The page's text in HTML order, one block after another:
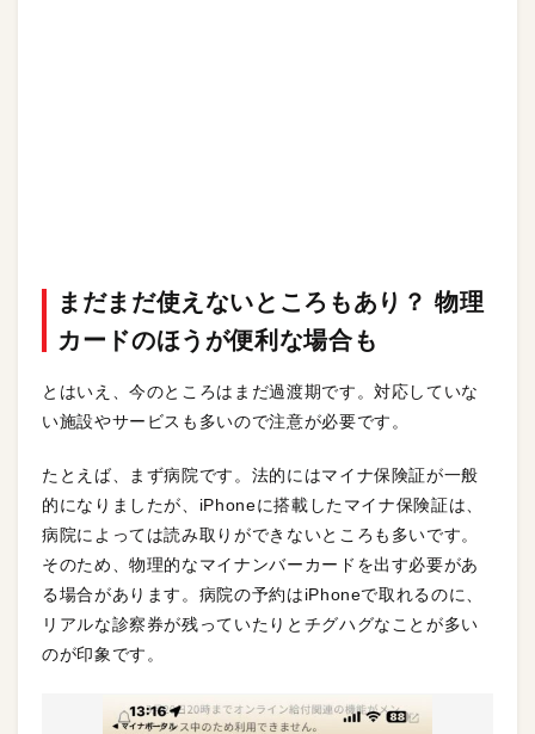
まだまだ使えないところもあり？ 物理
カードのほうが便利な場合も
とはいえ、今のところはまだ過渡期です。対応していな
い施設やサービスも多いので注意が必要です。
たとえば、まず病院です。法的にはマイナ保険証が一般
的になりましたが、iPhoneに搭載したマイナ保険証は、
病院によっては読み取りができないところも多いです。
そのため、物理的なマイナンバーカードを出す必要があ
る場合があります。病院の予約はiPhoneで取れるのに、
リアルな診察券が残っていたりとチグハグなことが多い
のが印象です。